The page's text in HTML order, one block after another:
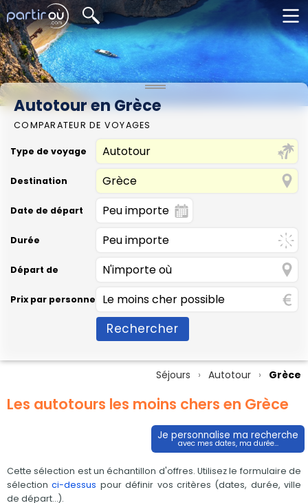
Autotour en Grèce
COMPARATEUR DE VOYAGES
Type de voyage
Destination
Date de départ
Durée
Départ de
Prix par personne
Rechercher
Séjours Autotour Grèce
Les autotours les moins chers en Grèce
Je personnalise ma recherche
avec mes dates, ma durée...
Cette sélection est un échantillon d'offres. Utilisez le formulaire de
sélectionci-dessus pour définir vos critères (dates, durée, ville
de départ...).